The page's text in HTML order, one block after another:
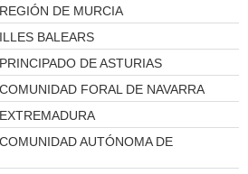
REGIÓN DE MURCIA
ILLES BALEARS
PRINCIPADO DE ASTURIAS
COMUNIDAD FORAL DE NAVARRA
EXTREMADURA
COMUNIDAD AUTÓNOMA DE